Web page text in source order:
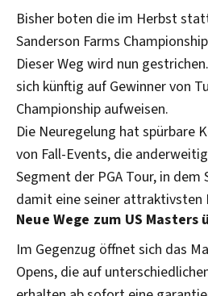
Bisher boten die im Herbst
Sanderson Farms
Dieser Weg wird nun
sich künftig auf Gewinner von
Championship aufweisen.
Die Neuregelung hat spürbare
von Fall-Events, die
Segment der PGA Tour, in
damit eine seiner attraktivsten
Neue Wege zum US
Im Gegenzug öffnet sich das
Opens, die auf